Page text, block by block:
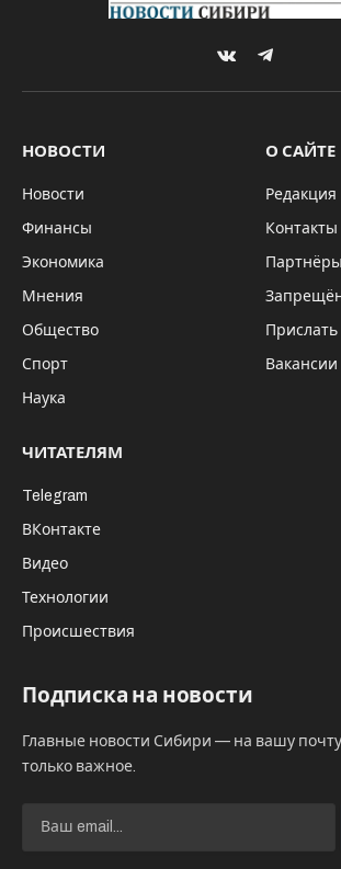
VKontakteTelegram
НОВОСТИ
Новости
Финансы
Экономика
Мнения
Общество
Спорт
Наука
О САЙТЕ
Редакция
Контакты
Партнёры
Прислать
Вакансии
ЧИТАТЕЛЯМ
Telegram
ВКонтакте
Видео
Технологии
Происшествия
Подписка на новости
Главные новости Сибири — на вашу
только важное.